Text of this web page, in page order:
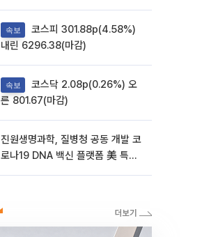
속보
내린 6296.38(마감)
속보
른 801.67(마감)
진원생명과학, 질병청 공동 개발 코
로나19 DNA 백신 플랫폼 美 특허